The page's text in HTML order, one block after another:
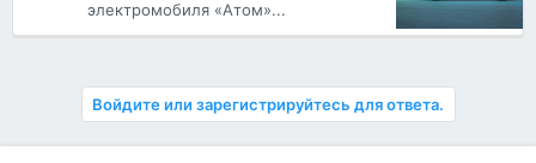
электромобиля «Атом»...
Войдите или зарегистрируйтесь для ответа.